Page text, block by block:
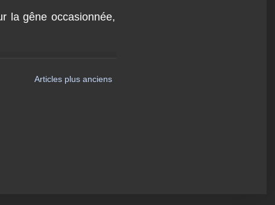
la gêne occasionnée,
Articles plus anciens